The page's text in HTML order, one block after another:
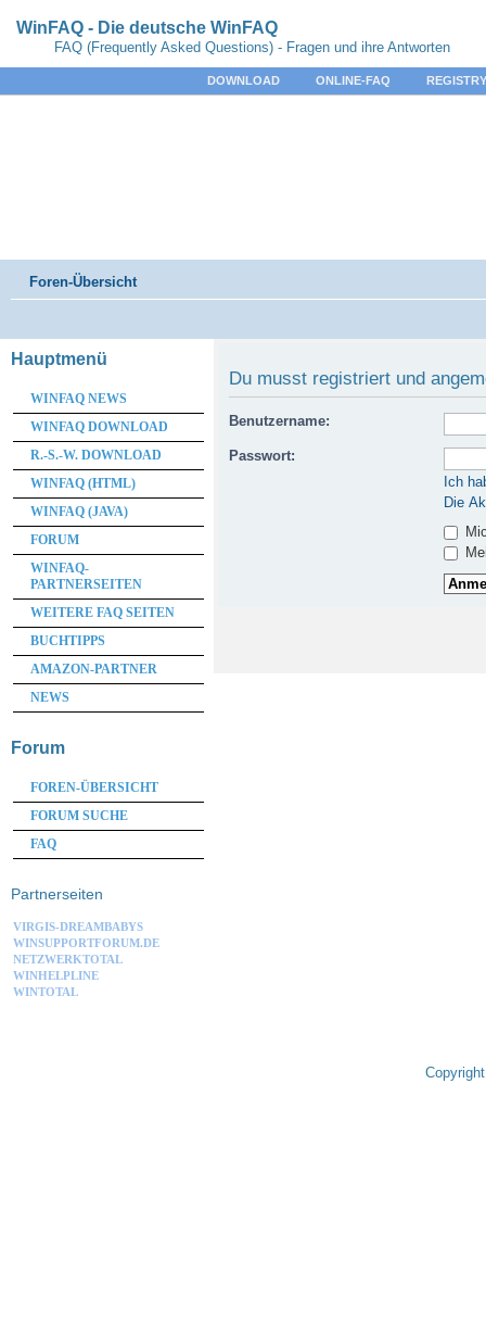
WinFAQ - Die deutsche WinFAQ
FAQ (Frequently Asked Questions) - Fragen und ihre Antworten
DOWNLOAD ONLINE-FAQ
Foren-Übersicht
Du musst registriert und
Benutzername:
Passwort:
Ich
Die
Hauptmenü
WINFAQ NEWS
WINFAQ DOWNLOAD
R.-S.-W. DOWNLOAD
WINFAQ (HTML)
WINFAQ (JAVA)
FORUM
WINFAQ-
PARTNERSEITEN
WEITERE FAQ SEITEN
BUCHTIPPS
AMAZON-PARTNER
NEWS
Forum
FOREN-ÜBERSICHT
FORUM SUCHE
FAQ
Partnerseiten
VIRGIS-DREAMBABYS
WINSUPPORTFORUM.DE
NETZWERKTOTAL
WINHELPLINE
WINTOTAL